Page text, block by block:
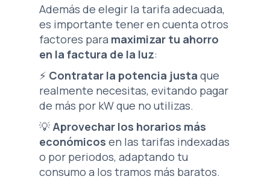
Además de elegir la tarifa adecuada,
es importante tener en cuenta otros
factores para maximizar tu ahorro
en la factura de la luz:
⚡ Contratar la potencia justa que
realmente necesitas, evitando pagar
de más por kW que no utilizas.
💡 Aprovechar los horarios más
económicos en las tarifas indexadas
o por periodos, adaptando tu
consumo a los tramos más baratos.